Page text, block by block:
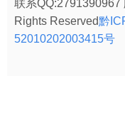
联系QQ:2791390967
Rights Reserved黔
52010202003415号